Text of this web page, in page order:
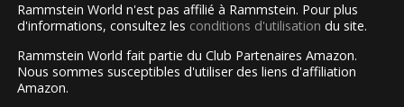
Rammstein World n'est pas affilié à Rammstein. Pour plus
d'informations, consultez les conditions d'utilisation du site.
Rammstein World fait partie du Club Partenaires Amazon.
Nous sommes susceptibles d'utiliser des liens d'affiliation
Amazon.